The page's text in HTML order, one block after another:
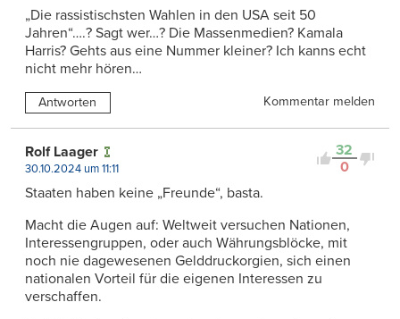
„Die rassistischsten Wahlen in den USA seit 50
Jahren“….? Sagt wer…? Die Massenmedien? Kamala
Harris? Gehts aus eine Nummer kleiner? Ich kanns echt
nicht mehr hören…
Antworten Kommentar melden
32
0
Rolf Laager
30.10.2024 um 11:11
Staaten haben keine „Freunde“, basta.
Macht die Augen auf: Weltweit versuchen Nationen,
Interessengruppen, oder auch Währungsblöcke, mit
noch nie dagewesenen Gelddruckorgien, sich einen
nationalen Vorteil für die eigenen Interessen zu
verschaffen.